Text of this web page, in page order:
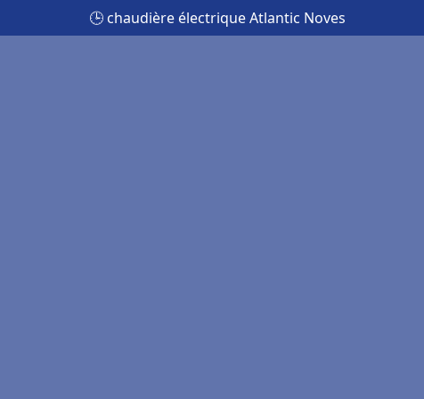
🕒 chaudière électrique Atlantic Noves